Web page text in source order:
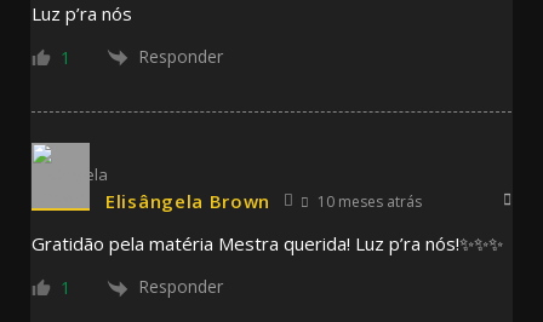
Luz p’ra nós
1 Responder
Elisângela Brown 10 meses atrás
Gratidão pela matéria Mestra querida! Luz p’ra nós!✨✨✨
1 Responder